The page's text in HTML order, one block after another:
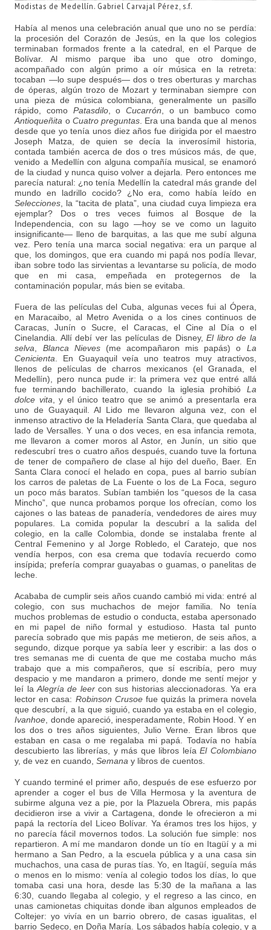
Modistas de Medellín. Gabriel Carvajal Pérez, s.f.
Había al menos una celebración anual que uno no se perdía:
la procesión del Corazón de Jesús, en la que los colegios
terminaban formados frente a la catedral, en el Parque de
Bolívar. Al mismo parque iba uno que otro domingo,
acompañado con algún primo a oír música en la retreta:
tocaban —lo supe después— dos o tres oberturas y marchas
de óperas, algún trozo de Mozart y terminaban siempre con
una pieza de música colombiana, generalmente un pasillo
rápido, como Patasdilo, oCucarrón, o un bambuco como
Antioqueñita o Cuatro preguntas. Era una banda que al menos
desde que yo tenía unos diez años fue dirigida por el maestro
Joseph Matza, de quien se decía la inverosímil historia,
contada también acerca de dos o tres músicos más, de que,
venido a Medellín con alguna compañía musical, se enamoró
de la ciudad y nunca quiso volver a dejarla. Pero entonces me
parecía natural: ¿no tenía Medellín la catedral más grande del
mundo en ladrillo cocido? ¿No era, como había leído en
Selecciones, la “tacita de plata”, una ciudad cuya limpieza era
ejemplar? Dos o tres veces fuimos al Bosque de la
Independencia, con su lago —hoy se ve como un laguito
insignificante— lleno de barquitas, a las que me subí alguna
vez. Pero tenía una marca social negativa: era un parque al
que, los domingos, que era cuando mi papá nos podía llevar,
iban sobre todo las sirvientas a levantarse su policía, de modo
que en mi casa, empeñada en protegernos de la
contaminación popular, más bien se evitaba.
Fuera de las películas del Cuba, algunas veces fui al Ópera,
en Maracaibo, al Metro Avenida o a los cines continuos de
Caracas, Junín o Sucre, el Caracas, el Cine al Día o el
Cinelandia. Allí debí ver las películas de Disney,El libro de la
selva, Blanca Nieves(me acompañaron mis papás) o La
Cenicienta. En Guayaquil veía uno teatros muy atractivos,
llenos de películas de charros mexicanos (el Granada, el
Medellín), pero nunca pude ir: la primera vez que entré allá
fue terminando bachillerato, cuando la iglesia prohibió La
dolce vita, y el único teatro que se animó a presentarla era
uno de Guayaquil. Al Lido me llevaron alguna vez, con el
inmenso atractivo de la Heladería Santa Clara, que quedaba al
lado de Versalles. Y una o dos veces, en esa infancia remota,
me llevaron a comer moros al Astor, en Junín, un sitio que
redescubrí tres o cuatro años después, cuando tuve la fortuna
de tener de compañero de clase al hijo del dueño, Baer. En
Santa Clara conocí el helado en copa, pues al barrio subían
los carros de paletas de La Fuente o los de La Foca, seguro
un poco más baratos. Subían también los “quesos de la casa
Mincho”, que nunca probamos porque los ofrecían, como los
cajones o las bateas de panadería, vendedores de aires muy
populares. La comida popular la descubrí a la salida del
colegio, en la calle Colombia, donde se instalaba frente al
Central Femenino y al Jorge Robledo, el Caratejo, que nos
vendía herpos, con esa crema que todavía recuerdo como
insípida; prefería comprar guayabas o guamas, o panelitas de
leche.
Acababa de cumplir seis años cuando cambió mi vida: entré al
colegio, con sus muchachos de mejor familia. No tenía
muchos problemas de estudio o conducta, estaba apersonado
en mi papel de niño formal y estudioso. Hasta tal punto
parecía sobrado que mis papás me metieron, de seis años, a
segundo, dizque porque ya sabía leer y escribir: a las dos o
tres semanas me di cuenta de que me costaba mucho más
trabajo que a mis compañeros, que sí escribía, pero muy
despacio y me mandaron a primero, donde me sentí mejor y
leí laAlegría de leercon sus historias aleccionadoras. Ya era
lector en casa: Robinson Crusoefue quizás la primera novela
que descubrí, a la que siguió, cuando ya estaba en el colegio,
Ivanhoe, donde apareció, inesperadamente, Robin Hood. Y en
los dos o tres años siguientes, Julio Verne. Eran libros que
estaban en casa o me regalaba mi papá. Todavía no había
descubierto las librerías, y más que libros leíaEl Colombiano
y, de vez en cuando,Semana y libros de cuentos.
Y cuando terminé el primer año, después de ese esfuerzo por
aprender a coger el bus de Villa Hermosa y la aventura de
subirme alguna vez a pie, por la Plazuela Obrera, mis papás
decidieron irse a vivir a Cartagena, donde le ofrecieron a mi
papá la rectoría del Liceo Bolívar. Ya éramos tres los hijos, y
no parecía fácil movernos todos. La solución fue simple: nos
repartieron. A mí me mandaron donde un tío en Itagüí y a mi
hermano a San Pedro, a la escuela pública y a una casa sin
muchachos, una casa de puras tías. Yo, en Itagüí, seguía más
o menos en lo mismo: venía al colegio todos los días, lo que
tomaba casi una hora, desde las 5:30 de la mañana a las
6:30, cuando llegaba al colegio, y el regreso a las cinco, en
unas camionetas chiquitas donde iban algunos empleados de
Coltejer: yo vivía en un barrio obrero, de casas igualitas, el
barrio Sedeco, en Doña María. Los sábados había colegio, y a